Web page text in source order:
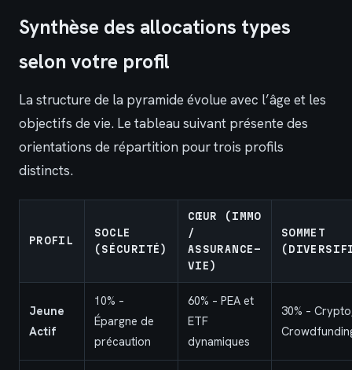
Synthèse des allocations types
selon votre profil
La structure de la pyramide évolue avec l’âge et les
objectifs de vie. Le tableau suivant présente des
orientations de répartition pour trois profils
distincts.
PROFIL
SOCLE
(SÉCURITÉ)
CŒUR (IMMO
/
ASSURANCE-
VIE)
SOMMET
Jeune
Actif
10% –
Épargne de
précaution
60% – PEA et
ETF
dynamiques
30% –